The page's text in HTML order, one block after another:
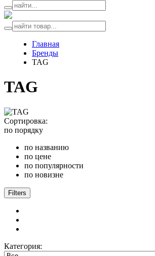
Главная
Бренды
TAG
TAG
Сортировка:
по порядку
по названию
по цене
по популярности
по новизне
Filters
Категория: